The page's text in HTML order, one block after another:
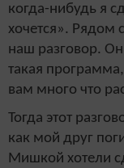
когда-нибудь я
хочется».
наш разговор.
такая
вам много что
Тогда этот
как мой друг
Мишкой хотели